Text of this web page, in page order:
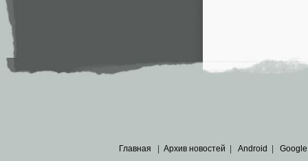
Главная Архив новостей Android Google